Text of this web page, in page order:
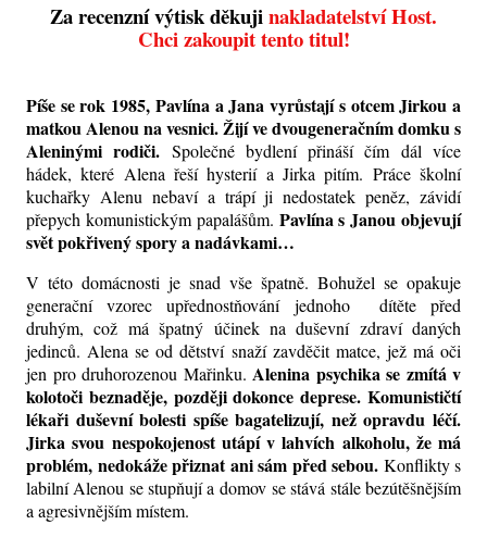
Za recenzní výtisk děkujinakladatelství Host.
Chci zakoupit tento titul!
Píše se rok 1985, Pavlína a Jana vyrůstají s otcem Jirkou a
matkou Alenou na vesnici. Žijí ve dvougeneračním domku s
Aleninými rodiči. Společné bydlení přináší čím dál více
hádek, které Alena řeší hysterií a Jirka pitím. Práce školní
kuchařky Alenu nebaví a trápí ji nedostatek peněz, závidí
přepych komunistickým papalášům. Pavlína s Janou objevují
svět pokřivený spory a nadávkami…
V této domácnosti je snad vše špatně. Bohužel se opakuje
generační vzorec upřednostňování jednoho dítěte před
druhým, což má špatný účinek na duševní zdraví daných
jedinců. Alena se od dětství snaží zavděčit matce, jež má oči
jen pro druhorozenou Mařinku. Alenina psychika se zmítá v
kolotoči beznaděje, později dokonce deprese. Komunističtí
lékaři duševní bolesti spíše bagatelizují, než opravdu léčí.
Jirka svou nespokojenost utápí v lahvích alkoholu, že má
problém, nedokáže přiznat ani sám před sebou. Konflikty s
labilní Alenou se stupňují a domovse stává stále bezútěšnějším
a agresivnějším místem.